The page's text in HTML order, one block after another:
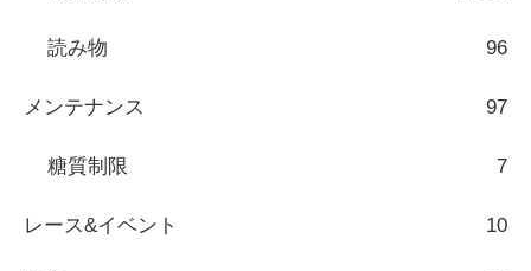
読み物 96
メンテナンス 97
糖質制限 7
レース&イベント 10